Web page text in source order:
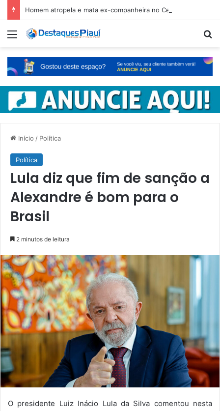
Menu
Início / Política
Política
Lula diz que fim de sanção a
Alexandre é bom para o
Brasil
2 minutos de leitura
O presidente Luiz Inácio Lula da Silva comentou nesta